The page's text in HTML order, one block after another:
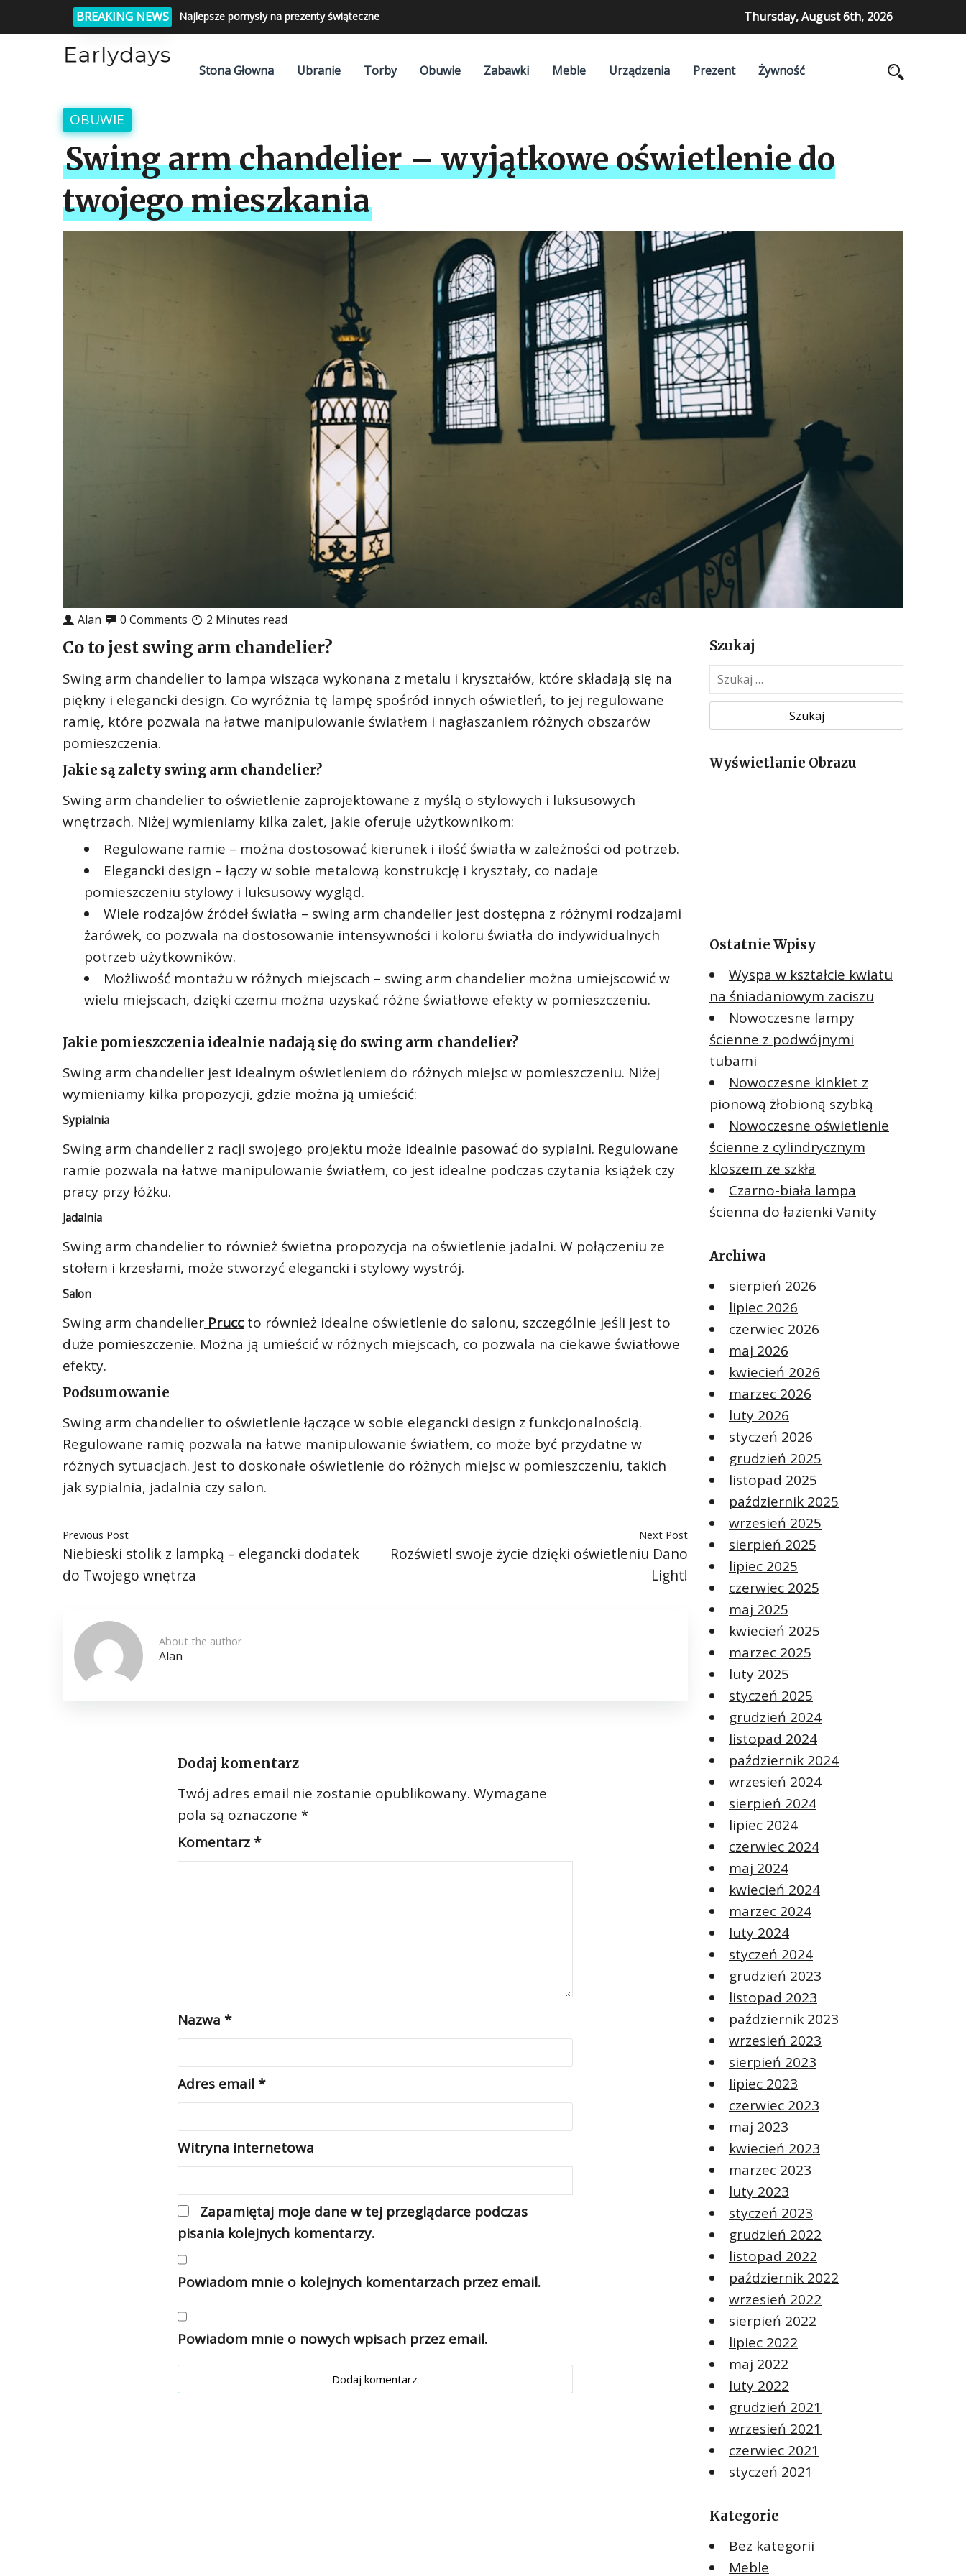
BREAKING NEWS Najlepsze pomysły na prezenty świąteczne Thursday, August 6th, 2026
Stona Głowna Ubranie Torby Obuwie Zabawki Meble Urządzenia Prezent Żywność
OBUWIE
Swing arm chandelier – wyjątkowe oświetlenie do
twojego mieszkania
Alan 0 Comments 2 Minutes read
Co to jest swing arm chandelier?
Swing arm chandelier to lampa wisząca wykonana z metalu i kryształów, które składają się na
piękny i elegancki design. Co wyróżnia tę lampę spośród innych oświetleń, to jej regulowane
ramię, które pozwala na łatwe manipulowanie światłem i nagłaszaniem różnych obszarów
pomieszczenia.
Jakie są zalety swing arm chandelier?
Swing arm chandelier to oświetlenie zaprojektowane z myślą o stylowych i luksusowych
wnętrzach. Niżej wymieniamy kilka zalet, jakie oferuje użytkownikom:
Regulowane ramie – można dostosować kierunek i ilość światła w zależności od potrzeb.
Elegancki design – łączy w sobie metalową konstrukcję i kryształy, co nadaje
pomieszczeniu stylowy i luksusowy wygląd.
Wiele rodzajów źródeł światła – swing arm chandelier jest dostępna z różnymi rodzajami
żarówek, co pozwala na dostosowanie intensywności i koloru światła do indywidualnych
potrzeb użytkowników.
Możliwość montażu w różnych miejscach – swing arm chandelier można umiejscowić w
wielu miejscach, dzięki czemu można uzyskać różne światłowe efekty w pomieszczeniu.
Jakie pomieszczenia idealnie nadają się do swing arm chandelier?
Swing arm chandelier jest idealnym oświetleniem do różnych miejsc w pomieszczeniu. Niżej
wymieniamy kilka propozycji, gdzie można ją umieścić:
Sypialnia
Swing arm chandelier z racji swojego projektu może idealnie pasować do sypialni. Regulowane
ramie pozwala na łatwe manipulowanie światłem, co jest idealne podczas czytania książek czy
pracy przy łóżku.
Jadalnia
Swing arm chandelier to również świetna propozycja na oświetlenie jadalni. W połączeniu ze
stołem i krzesłami, może stworzyć elegancki i stylowy wystrój.
Salon
Swing arm chandelier Pruccto również idealne oświetlenie do salonu, szczególnie jeśli jest to
duże pomieszczenie. Można ją umieścić w różnych miejscach, co pozwala na ciekawe światłowe
efekty.
Podsumowanie
Swing arm chandelier to oświetlenie łączące w sobie elegancki design z funkcjonalnością.
Regulowane ramię pozwala na łatwe manipulowanie światłem, co może być przydatne w
różnych sytuacjach. Jest to doskonałe oświetlenie do różnych miejsc w pomieszczeniu, takich
jak sypialnia, jadalnia czy salon.
Previous Post
Niebieski stolik z lampką – elegancki dodatek
do Twojego wnętrza
Next Post
Rozświetl swoje życie dzięki oświetleniu Dano
Light!
About the author
Alan
Dodaj komentarz
Twój adres email nie zostanie opublikowany. Wymagane
pola są oznaczone *
Komentarz*
Nazwa *
Adres email*
Witryna internetowa
Zapamiętaj moje dane w tej przeglądarce podczas
pisania kolejnych komentarzy.
Powiadom mnie o kolejnych komentarzach przez email.
Powiadom mnie o nowych wpisach przez email.
Szukaj
z
k
jWyświetlanie Obrazu
Ostatnie Wpisy
Wyspa w kształcie kwiatu
na śniadaniowym zaciszu
Nowoczesne lampy
ścienne z podwójnymi
tubami
Nowoczesne kinkiet z
pionową żłobioną szybką
Nowoczesne oświetlenie
ścienne z cylindrycznym
kloszem ze szkła
Czarno-biała lampa
ścienna do łazienki Vanity
Archiwa
sierpień 2026
lipiec 2026
czerwiec 2026
maj 2026
kwiecień 2026
marzec 2026
luty 2026
styczeń 2026
grudzień 2025
listopad 2025
październik 2025
wrzesień 2025
sierpień 2025
lipiec 2025
czerwiec 2025
maj 2025
kwiecień 2025
marzec 2025
luty 2025
styczeń 2025
grudzień 2024
listopad 2024
październik 2024
wrzesień 2024
sierpień 2024
lipiec 2024
czerwiec 2024
maj 2024
kwiecień 2024
marzec 2024
luty 2024
styczeń 2024
grudzień 2023
listopad 2023
październik 2023
wrzesień 2023
sierpień 2023
lipiec 2023
czerwiec 2023
maj 2023
kwiecień 2023
marzec 2023
luty 2023
styczeń 2023
grudzień 2022
listopad 2022
październik 2022
wrzesień 2022
sierpień 2022
lipiec 2022
maj 2022
luty 2022
grudzień 2021
wrzesień 2021
czerwiec 2021
styczeń 2021
Kategorie
Bez kategorii
Meble